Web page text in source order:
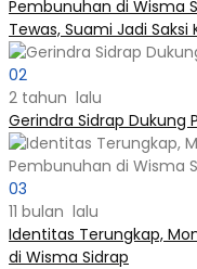
Pembunuhan di Wisma
Tewas, Suami Jadi Saksi
02
2 tahun lalu
Gerindra Sidrap Dukung
03
11 bulan lalu
Identitas Terungkap,
di Wisma Sidrap